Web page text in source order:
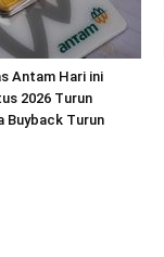
Antam Hari ini
2026 Turun
Buyback Turun